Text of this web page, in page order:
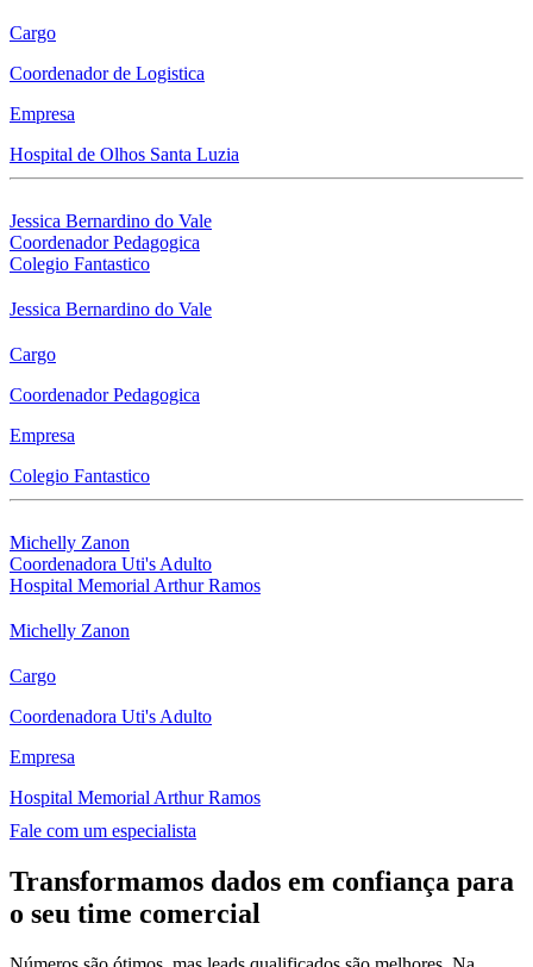
Cargo
Coordenador de Logistica
Empresa
Hospital de Olhos Santa Luzia
Jessica Bernardino do Vale
Coordenador Pedagogica
Colegio Fantastico
Jessica Bernardino do Vale
Cargo
Coordenador Pedagogica
Empresa
Colegio Fantastico
Michelly Zanon
Coordenadora Uti's Adulto
Hospital Memorial Arthur Ramos
Michelly Zanon
Cargo
Coordenadora Uti's Adulto
Empresa
Hospital Memorial Arthur Ramos
Fale com um especialista
Transformamos dados em confiança para
o seu time comercial